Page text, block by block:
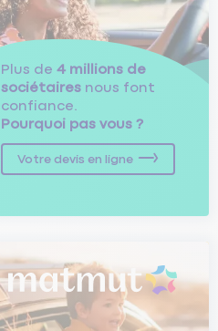
Plus de 4 millions de
sociétaires nous font
confiance.
Pourquoi pas vous ?
Votre devis en ligne